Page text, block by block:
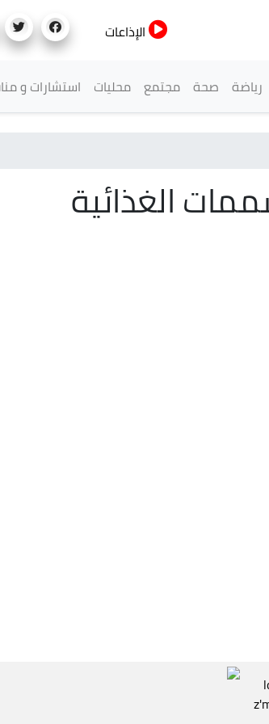
الإذاعات
رياضة صحة مجتمع محليات استشارات و
الغذائية